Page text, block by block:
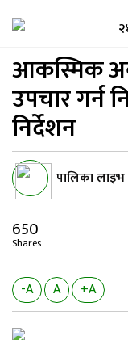
आकस्मिक
उपचार गर्न
निर्देशन
पालिका लाइभ
650
Shares
-A A +A